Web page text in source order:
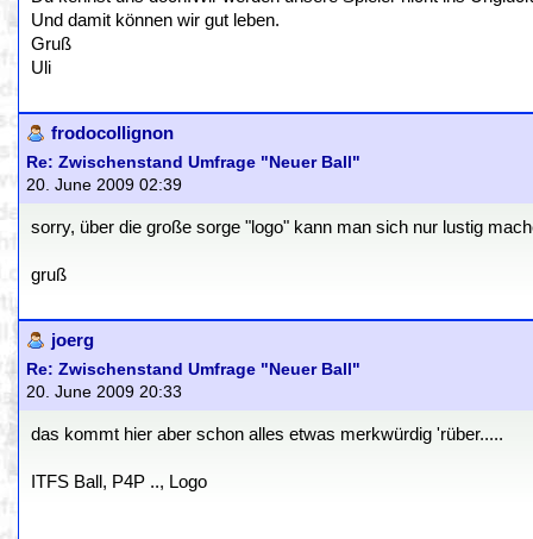
Und damit können wir gut leben.
Gruß
Uli
frodocollignon
Re: Zwischenstand Umfrage "Neuer Ball"
20. June 2009 02:39
sorry, über die große sorge "logo" kann man sich nur lustig
gruß
joerg
Re: Zwischenstand Umfrage "Neuer Ball"
20. June 2009 20:33
das kommt hier aber schon alles etwas merkwürdig 'rüber.....
ITFS Ball, P4P .., Logo